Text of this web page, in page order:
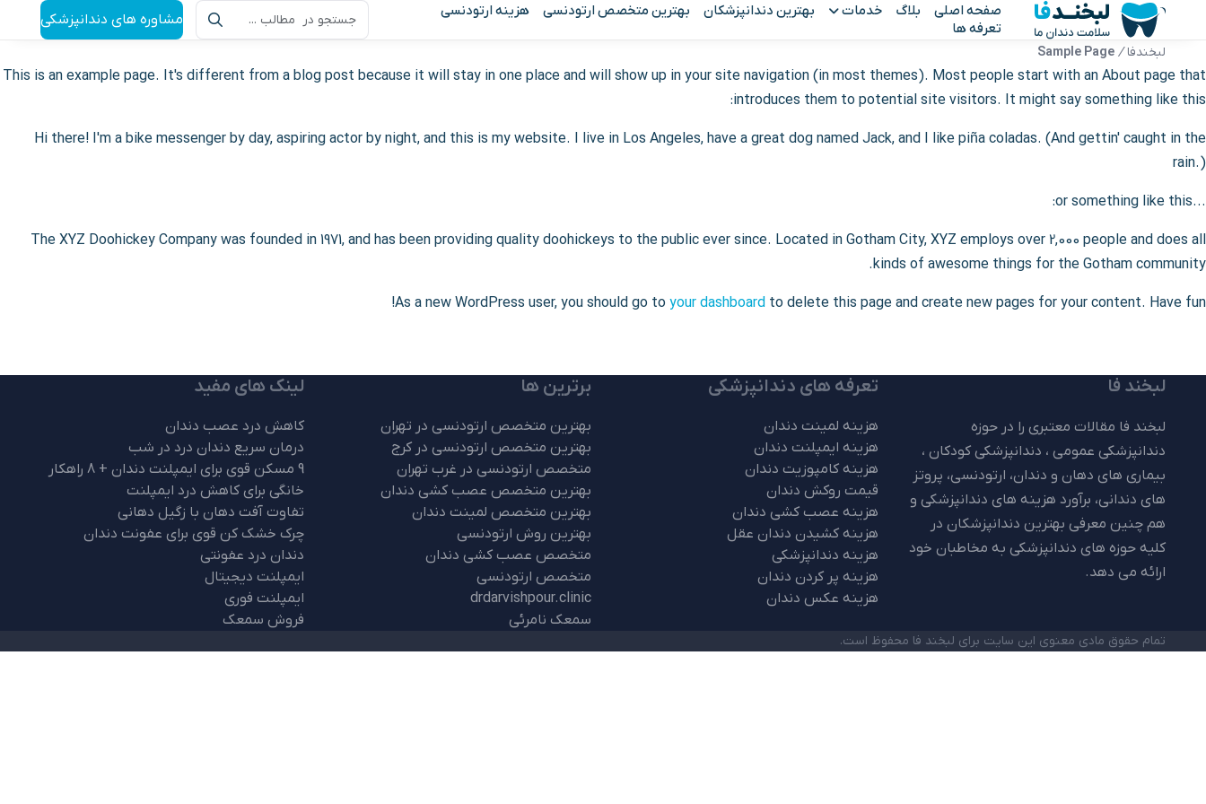
صفحه اصلی بلاگ خدمات بهترین دندانپزشکان بهترین متخصص ارتودنسی
هزینه ارتودنسی
تعرفه ها
مشاوره های دندانپزشکی
لبخندفا /
Sample Page
This is an example page. It's different from a blog post because it will stay in one place and will show up in your site navigation (in most themes). Most people start with an About page that
introduces them to potential site visitors. It might say something like this:
Hi there! I'm a bike messenger by day, aspiring actor by night, and this is my website. I live in Los Angeles, have a great dog named Jack, and I like piña coladas. (And gettin' caught in the
rain.)
...or something like this:
The XYZ Doohickey Company was founded in 1971, and has been providing quality doohickeys to the public ever since. Located in Gotham City, XYZ employs over 2,000 people and does all
kinds of awesome things for the Gotham community.
As a new WordPress user, you should go to your dashboard to delete this page and create new pages for your content. Have fun!
لبخند فا
لبخند فا مقالات معتبری را در حوزه
دندانپزشکی عمومی ، دندانپزشکی کودکان ،
بیماری های دهان و دندان، ارتودنسی، پروتز
های دندانی، برآورد هزینه های دندانپزشکی و
هم چنین معرفی بهترین دندانپزشکان در
کلیه حوزه های دندانپزشکی به مخاطبان خود
ارائه می دهد.
تعرفه های دندانپزشکی
هزینه لمینت دندان
هزینه ایمپلنت دندان
هزینه کامپوزیت دندان
قیمت روکش دندان
هزینه عصب کشی دندان
هزینه کشیدن دندان عقل
هزینه دندانپزشکی
هزینه پر کردن دندان
هزینه عکس دندان
برترین ها
بهترین متخصص ارتودنسی در تهران
بهترین متخصص ارتودنسی در کرج
متخصص ارتودنسی در غرب تهران
بهترین متخصص عصب کشی دندان
بهترین متخصص لمینت دندان
بهترین روش ارتودنسی
متخصص عصب کشی دندان
متخصص ارتودنسی
drdarvishpour.clinic
سمعک نامرئی
لینک های مفید
کاهش درد عصب دندان
درمان سریع دندان درد در شب
9 مسکن قوی برای ایمپلنت دندان + 8 راهکار
خانگی برای کاهش درد ایمپلنت
تفاوت آفت دهان با زگیل دهانی
چرک خشک کن قوی برای عفونت دندان
دندان درد عفونتی
ایمپلنت دیجیتال
ایمپلنت فوری
فروش سمعک
تمام حقوق مادی معنوی این سایت برای لبخند فا محفوظ است.